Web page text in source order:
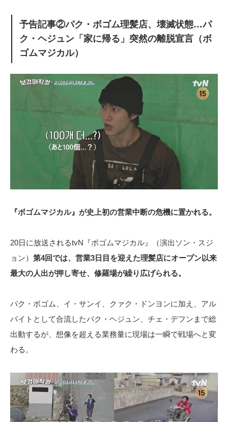
予告記事②パク・ボゴム理髪店、壊滅状態…パ
ク・ヘジュン「家に帰る」突然の離脱宣言（ボ
ゴムマジカル）
『ボゴムマジカル』が史上初の営業中断の危機に置かれる。
20日に放送されるtvN『ボゴムマジカル』（演出ソン・スジ
ョン） 第4回では、営業3日目を迎えた理髪店にオープン以来
最大の人出が押し寄せ、修羅場が繰り広げられる。
パク・ボゴム、イ・サンイ、クァク・ドンヨンに加え、アル
バイトとして合流したパク・ヘジュン、チェ・デフンまで総
出動するが、想像を超える業務量に現場は一瞬で戦場へと変
わる。